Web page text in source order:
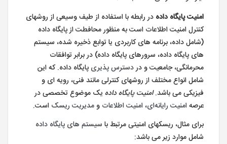
امنیت پایگاه داده در رابطه با استفاده از طیف وسیعی از روشهای
کنترل امنیت اطلاعات است به منظور محافطت از پایگاه داده
(شامل داده، برنامه های کاربردی یا توابع ذخیره شده، سیستم
های پایگاه داده، سرورهای پایگاه داده) در برابر توافقات
محرمانگی، جامعیت و دردسترس پذیری پایگاه داده. که این
شامل انواع مختلف از روشهای کنترلی مانند فنی، رویه ای و
فیزیکی می باشد.امنیت پایگاه داده یک موضوع تخصصی در
عرصهامنیت رایانه‌ای، امنیت اطلاعات ومدیریت ریسک است.
برای مثال، ریسکهای امنیتی مرتبط با سیستم های پایگاه داده
شامل موارد زیر می باشد: